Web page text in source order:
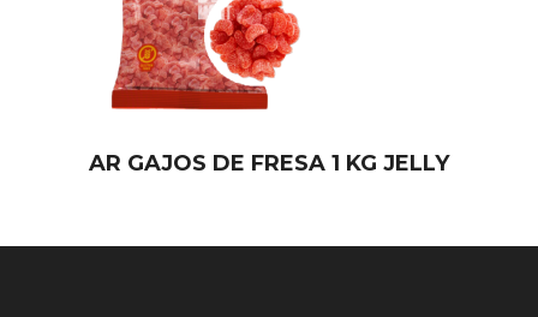
AR GAJOS DE FRESA 1 KG JELLY